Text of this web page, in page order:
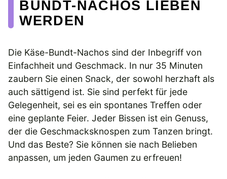
BUNDT-NACHOS LIEBEN
WERDEN
Die Käse-Bundt-Nachos sind der Inbegriff von
Einfachheit und Geschmack. In nur 35 Minuten
zaubern Sie einen Snack, der sowohl herzhaft als
auch sättigend ist. Sie sind perfekt für jede
Gelegenheit, sei es ein spontanes Treffen oder
eine geplante Feier. Jeder Bissen ist ein Genuss,
der die Geschmacksknospen zum Tanzen bringt.
Und das Beste? Sie können sie nach Belieben
anpassen, um jeden Gaumen zu erfreuen!